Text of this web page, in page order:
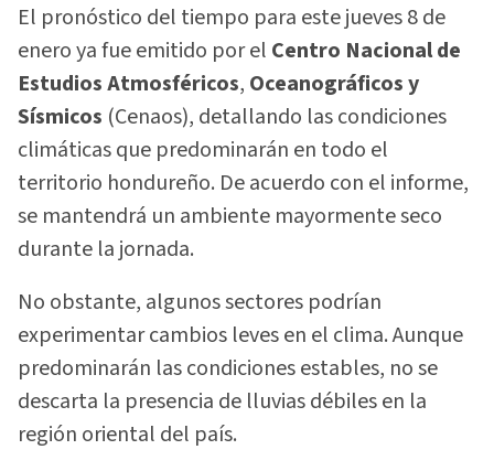
El pronóstico del tiempo para este jueves 8 de
enero ya fue emitido por el Centro Nacional de
Estudios Atmosféricos, Oceanográficos y
Sísmicos (Cenaos), detallando las condiciones
climáticas que predominarán en todo el
territorio hondureño. De acuerdo con el informe,
se mantendrá un ambiente mayormente seco
durante la jornada.
No obstante, algunos sectores podrían
experimentar cambios leves en el clima. Aunque
predominarán las condiciones estables, no se
descarta la presencia de lluvias débiles en la
región oriental del país.